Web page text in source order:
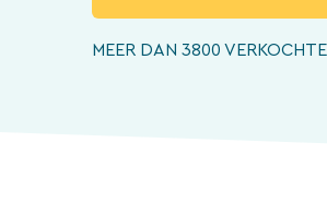
MEER DAN 3800